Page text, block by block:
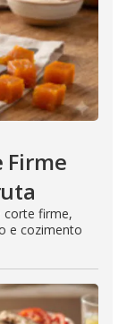
Firme
corte firme,
e cozimento